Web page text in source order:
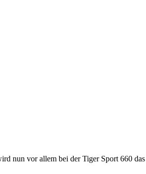
nun vor allem bei der Tiger Sport 660